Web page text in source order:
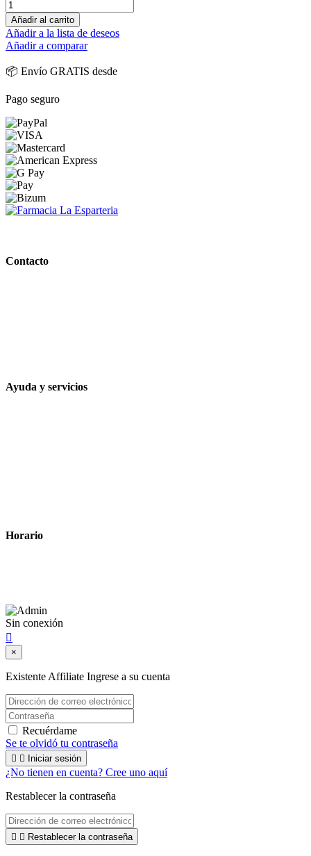
Añadir al carrito
Añadir a la lista de deseos
Añadir a comparar
📦 Envío GRATIS desde
Pago seguro
Contacto
Ayuda y servicios
Horario
Sin conexión

×
Existente Affiliate Ingrese a su cuenta
Recuérdame
Se te olvidó tu contraseña
  Iniciar sesión
¿No tienen en cuenta? Cree uno aquí
Restablecer la contraseña
  Restablecer la contraseña